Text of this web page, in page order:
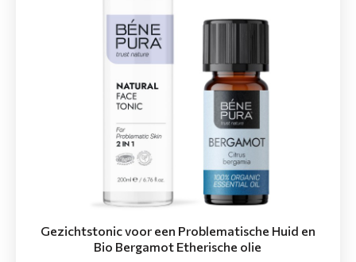
Gezichtstonic voor een Problematische Huid en
Bio Bergamot Etherische olie